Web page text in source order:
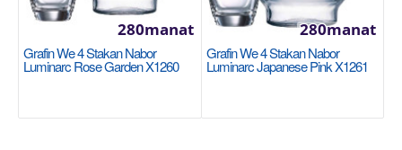
Grafin We 4 Stakan Nabor
Luminarc Rose Garden X1260
280manat
Grafin We 4 Stakan Nabor
Luminarc Japanese Pink X1261
280manat